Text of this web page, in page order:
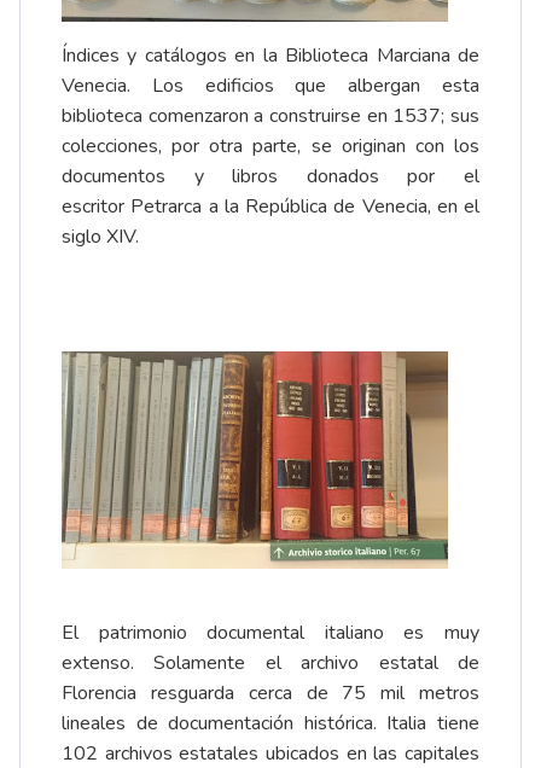
Índices y catálogos en la Biblioteca Marciana de
Venecia. Los edificios que albergan esta
biblioteca comenzaron a construirse en 1537; sus
colecciones, por otra parte, se originan con los
documentos y libros donados por el
escritor Petrarca a la República de Venecia, en el
siglo XIV.
El patrimonio documental italiano es muy
extenso. Solamente el archivo estatal de
Florencia resguarda cerca de 75 mil metros
lineales de documentación histórica. Italia tiene
102 archivos estatales ubicados en las capitales